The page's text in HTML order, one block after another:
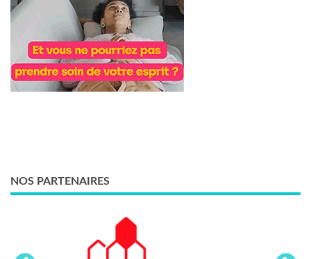
NOS PARTENAIRES